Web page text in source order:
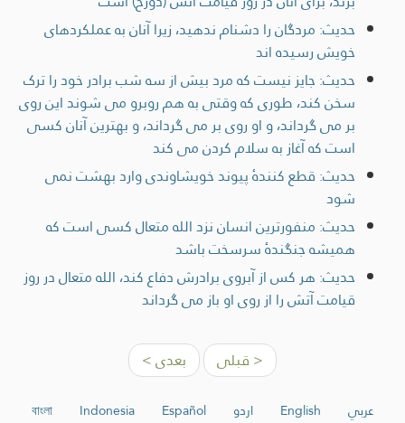
حديث: مردگان را دشنام ندهید، زیرا آنان به عملکردهای
خويش رسيده اند
حديث: جايز نيست كه مرد بيش از سه شب برادر خود را ترک
سخن كند، طوری که وقتى به هم روبرو می شوند اين روى
بر مى گرداند، و او روى بر مى گرداند، و بهترین آنان كسى
است كه آغاز به سلام كردن مى كند
حديث: قطع کنندۀ پیوند خویشاوندی وارد بهشت نمی
شود
حديث: منفورترین انسان نزد الله متعال کسی است که
همیشه جنگندۀ سرسخت باشد
حديث: هر کس از آبروی برادرش دفاع کند، الله متعال در روز
قیامت آتش را از روی او باز می گرداند
< قبلی بعدی >
عربي English اردو Español
Indonesia
বাংলা